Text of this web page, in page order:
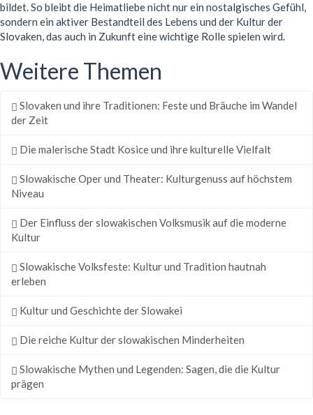
bildet. So bleibt die Heimatliebe nicht nur ein nostalgisches Gefühl,
sondern ein aktiver Bestandteil des Lebens und der Kultur der
Slovaken, das auch in Zukunft eine wichtige Rolle spielen wird.
Weitere Themen
Slovaken und ihre Traditionen: Feste und Bräuche im Wandel
der Zeit
Die malerische Stadt Kosice und ihre kulturelle Vielfalt
Slowakische Oper und Theater: Kulturgenuss auf höchstem
Niveau
Der Einfluss der slowakischen Volksmusik auf die moderne
Kultur
Slowakische Volksfeste: Kultur und Tradition hautnah
erleben
Kultur und Geschichte der Slowakei
Die reiche Kultur der slowakischen Minderheiten
Slowakische Mythen und Legenden: Sagen, die die Kultur
prägen